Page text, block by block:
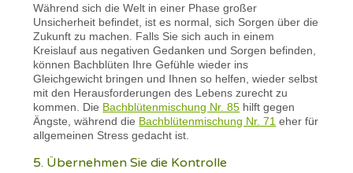
Während sich die Welt in einer Phase großer
Unsicherheit befindet, ist es normal, sich Sorgen über die
Zukunft zu machen. Falls Sie sich auch in einem
Kreislauf aus negativen Gedanken und Sorgen befinden,
können Bachblüten Ihre Gefühle wieder ins
Gleichgewicht bringen und Ihnen so helfen, wieder selbst
mit den Herausforderungen des Lebens zurecht zu
kommen. Die Bachblütenmischung Nr. 85 hilft gegen
Ängste, während die Bachblütenmischung Nr. 71 eher für
allgemeinen Stress gedacht ist.
5. Übernehmen Sie die Kontrolle